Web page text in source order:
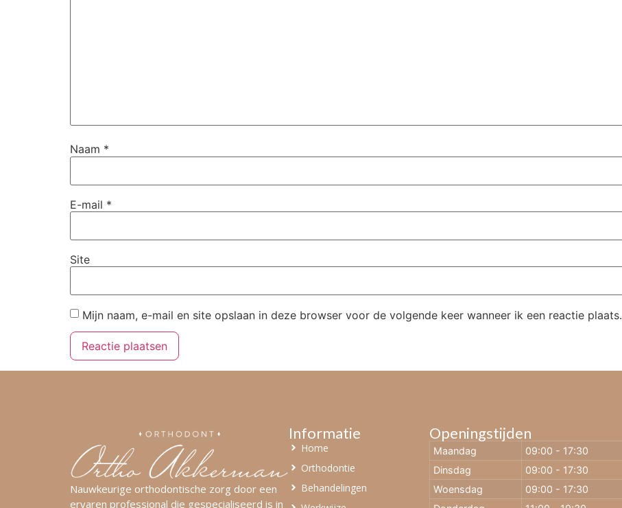
Naam *
E-mail *
Site
Mijn naam, e-mail en site opslaan in deze browser voor de volgende keer wanneer ik een reactie plaats.
Nauwkeurige orthodontische zorg door een
ervaren professional die gespecialiseerd is in
Informatie
Home
Orthodontie
Behandelingen
Openingstijden
Maandag
09:00 - 17:30
Dinsdag
09:00 - 17:30
Woensdag
09:00 - 17:30